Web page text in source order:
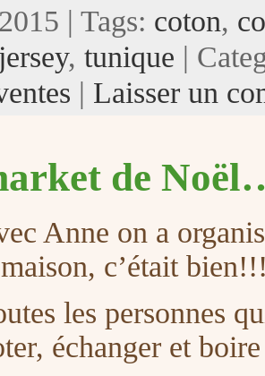
| Tags: coton,
jersey, tunique |
| Laisser un
de
Anne on a
c’était
les personnes
échanger et